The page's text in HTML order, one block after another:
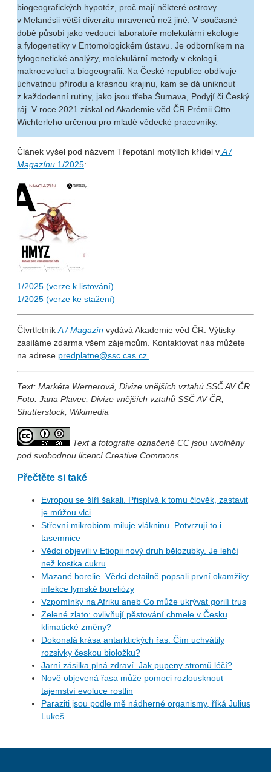
biogeografických hypotéz, proč mají některé ostrovy
v Melanésii větší diverzitu mravenců než jiné. V současné
době působí jako vedoucí laboratoře molekulární ekologie
a fylogenetiky v Entomologickém ústavu. Je odborníkem na
fylogenetické analýzy, molekulární metody v ekologii,
makroevoluci a biogeografii. Na České republice obdivuje
úchvatnou přírodu a krásnou krajinu, kam se dá uniknout
z každodenní rutiny, jako jsou třeba Šumava, Podyjí či Český
ráj. V roce 2021 získal od Akademie věd ČR Prémii Otto
Wichterleho určenou pro mladé vědecké pracovníky.
Článek vyšel pod názvem Třepotání motýlích křídel v A /
Magazínu 1/2025:
1/2025 (verze k listování)
1/2025 (verze ke stažení)
Čtvrtletník A / Magazín vydává Akademie věd ČR. Výtisky
zasíláme zdarma všem zájemcům. Kontaktovat nás můžete
na adrese predplatne@ssc.cas.cz.
Text: Markéta Wernerová, Divize vnějších vztahů SSČ AV ČR
Foto: Jana Plavec, Divize vnějších vztahů SSČ AV ČR;
Shutterstock; Wikimedia
Text a fotografie označené CC jsou uvolněny
pod svobodnou licencí Creative Commons.
Přečtěte si také
Evropou se šíří šakali. Přispívá k tomu člověk, zastavit
je můžou vlci
Střevní mikrobiom miluje vlákninu. Potvrzují to i
tasemnice
Vědci objevili v Etiopii nový druh bělozubky. Je lehčí
než kostka cukru
Mazané borelie. Vědci detailně popsali první okamžiky
infekce lymské boreliózy
Vzpomínky na Afriku aneb Co může ukrývat gorilí trus
Zelené zlato: ovlivňují pěstování chmele v Česku
klimatické změny?
Dokonalá krása antarktických řas. Čím uchvátily
rozsivky českou bioložku?
Jarní zásilka plná zdraví. Jak pupeny stromů léčí?
Nově objevená řasa může pomoci rozlousknout
tajemství evoluce rostlin
Paraziti jsou podle mě nádherné organismy, říká Julius
Lukeš